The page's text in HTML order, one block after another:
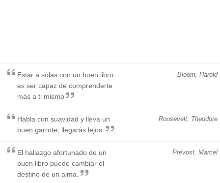
Bloom, Harold
Estar a solas con un buen libro
es ser capaz de comprenderte
más a ti mismo
Roosevelt, Theodore
Habla con suavidad y lleva un
buen garrote; llegarás lejos.
Prévost, Marcel
El hallazgo afortunado de un
buen libro puede cambiar el
destino de un alma.